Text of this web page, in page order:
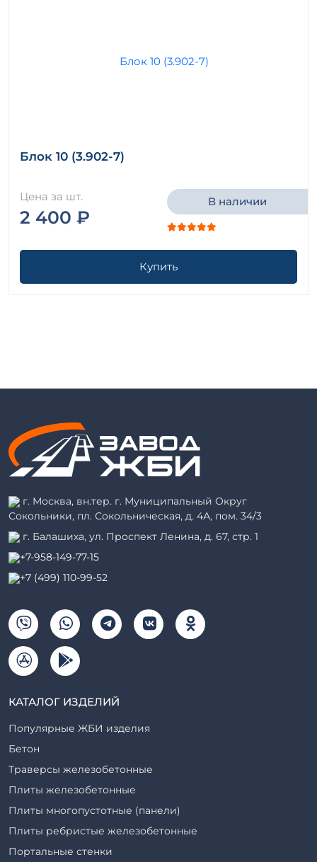
Блок 10 (3.902-7)
Цена за шт.
2 400 ₽
В наличии
Купить
г. Москва, вн.тер. г. Муниципальный Округ
Сокольники, пл. Сокольническая, д. 4А, пом. 34/3
г. Балашиха, ул. Проспект Ленина, д. 67, стр. 1
+7-958-149-77-15
+7 (499) 110-99-52
КАТАЛОГ ИЗДЕЛИЙ
Популярные ЖБИ изделия
Бетон
Траверсы железобетонные
Плиты железобетонные
Плиты многопустотные (панели)
Плиты ребристые железобетонные
Портальные стенки